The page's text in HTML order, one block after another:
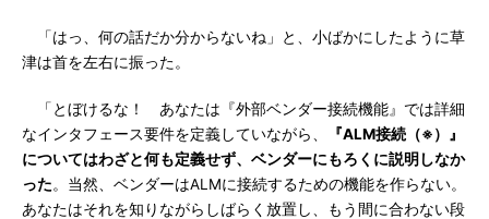
「はっ、何の話だか分からないね」と、小ばかにしたように草
津は首を左右に振った。
「とぼけるな！ あなたは『外部ベンダー接続機能』では詳細
なインタフェース要件を定義していながら、
『ALM接続（※）』
についてはわざと何も定義せず、ベンダーにもろくに説明しなか
った。当然、ベンダーはALMに接続するための機能を作らない。
あなたはそれを知りながらしばらく放置し、もう間に合わない段